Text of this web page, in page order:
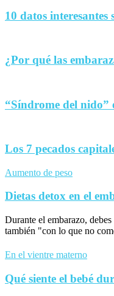
10 datos
¿Por qué las
“Síndrome del nido”
Los 7 pecados
Aumento de peso
Dietas detox en el
Durante el embarazo,
también "con lo que no
En el vientre materno
Qué siente el bebé